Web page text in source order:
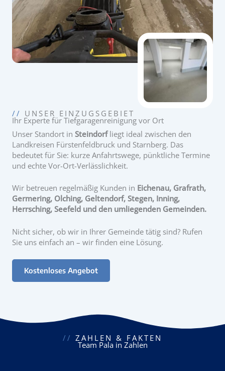
// UNSER EINZUGSGEBIET
Ihr Experte für Tiefgaragenreinigung vor Ort
Unser Standort in Steindorfliegt ideal zwischen den
Landkreisen Fürstenfeldbruck und Starnberg. Das
bedeutet für Sie: kurze Anfahrtswege, pünktliche Termine
und echte Vor-Ort-Verlässlichkeit.
Wir betreuen regelmäßig Kunden in Eichenau, Grafrath,
Germering, Olching, Geltendorf, Stegen, Inning,
Herrsching, Seefeld und den umliegenden Gemeinden.
Nicht sicher, ob wir in Ihrer Gemeinde tätig sind? Rufen
Sie uns einfach an – wir finden eine Lösung.
Kostenloses Angebot
// ZAHLEN & FAKTEN
Team Pala in Zahlen